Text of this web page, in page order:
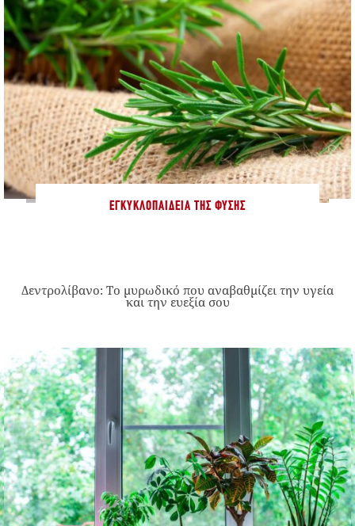
ΕΓΚΥΚΛΟΠΑΊΔΕΙΑ ΤΗΣ ΦΎΣΗΣ
Δεντρολίβανο: Το μυρωδικό που αναβαθμίζει την υγεία
και την ευεξία σου